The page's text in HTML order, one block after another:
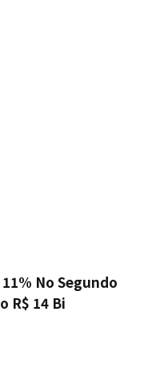
No Segundo
R$ 14 Bi